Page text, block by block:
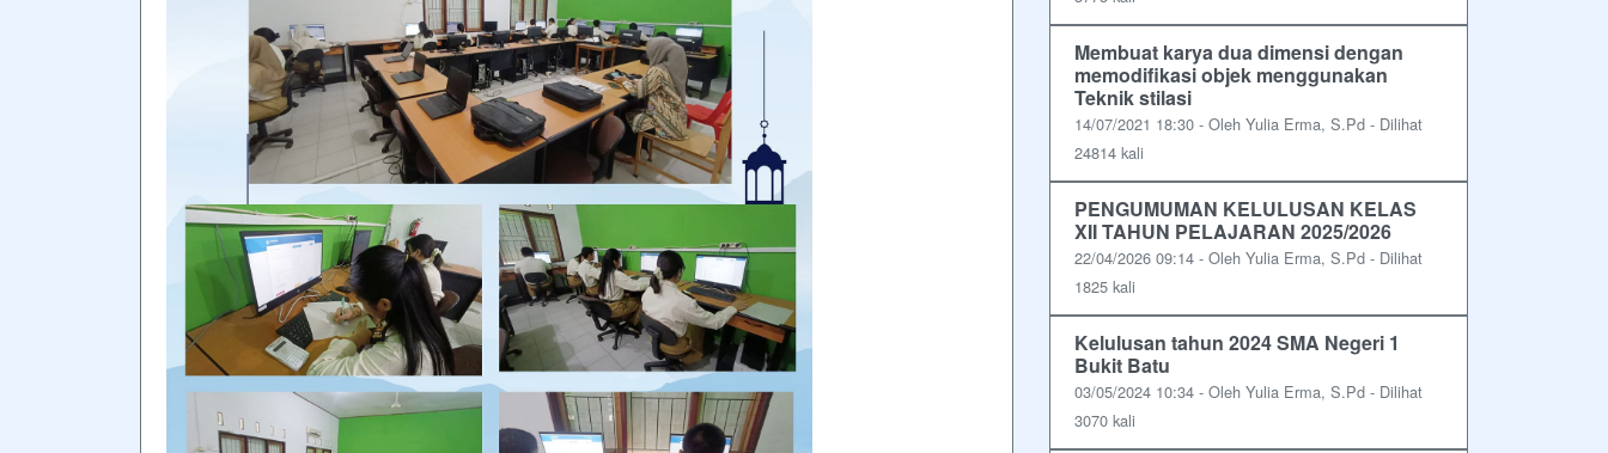
Membuat karya dua dimensi dengan
memodifikasi objek menggunakan
Teknik stilasi
14/07/2021 18:30 - Oleh Yulia Erma, S.Pd - Dilihat
24814 kali
PENGUMUMAN KELULUSAN KELAS
XII TAHUN PELAJARAN 2025/2026
22/04/2026 09:14 - Oleh Yulia Erma, S.Pd - Dilihat
1825 kali
Kelulusan tahun 2024 SMA Negeri 1
Bukit Batu
03/05/2024 10:34 - Oleh Yulia Erma, S.Pd - Dilihat
3070 kali